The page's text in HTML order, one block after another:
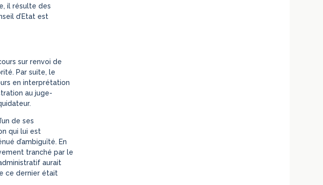
il résulte des
d’Etat est
sur renvoi de
Par suite, le
en interprétation
au juge-
de ses
qui lui est
d’ambiguïté. En
tranché par le
aurait
ce dernier était